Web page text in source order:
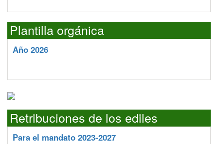
Plantilla orgánica
Año 2026
Retribuciones de los ediles
Para el mandato 2023-2027